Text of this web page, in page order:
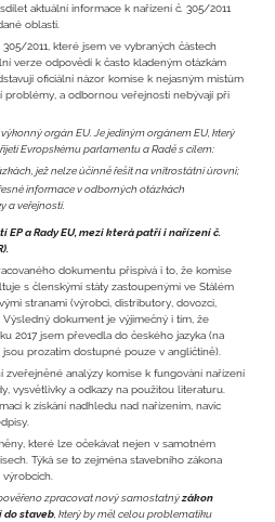
aktuální informace k nařízení č. 305/2011
oblasti.
2011, které jsem ve vybraných částech
verze odpovědí k často kladeným otázkám
oficiální názor komise k nejasným místům
problémy, a odbornou veřejností nebývají při
orgán EU. Je jediným orgánem EU, který
Evropskému parlamentu a Radě s cílem:
jež nelze účinně řešit na vnitrostátní úrovni;
informace v odborných otázkách
a veřejností.
a Rady EU, mezi která patří i nařízení č.
dokumentu přispívá i to, že komise
s členskými státy zastoupenými ve Stálém
stranami (výrobci, distributory, dovozci,
dokument je výjimečný i tím, že
2017 jsem převedla do českého jazyka (na
prozatím dostupné pouze v angličtině).
zveřejněné analýzy komise k fungování nařízení
vysvětlivky a odkazy na použitou literaturu.
k získání nadhledu nad nařízením, navíc
které lze očekávat nejen v samotném
Týká se to zejména stavebního zákona
zpracovat nový samostatnýzákon
do staveb , který by měl celou problematiku